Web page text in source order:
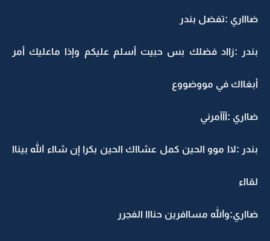
ضاااري :تفضل بندر
بندر :زااد فضلك بس حبيت أسلم عليكم وإذا ماعليك أمر
أبغااك في مووضووع
ضااري :آآآمرني
بندر :لاا موو الحين كمل عشااك الحين بكرا إن شااء الله بيناا
لقااء
ضااري:والله مساافرين حنااا الفجرر